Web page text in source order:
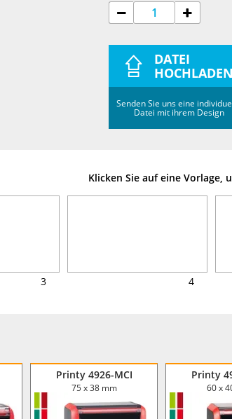
DATEI
HOCHLADEN
Senden Sie uns eine
Datei mit ihrem Design
Klicken Sie auf eine Vorlage,
3 4
Printy 4926-MCI
75 x 38 mm
Printy
60 x